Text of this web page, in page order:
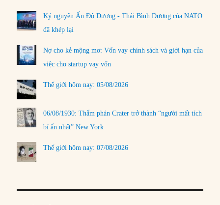
Kỷ nguyên Ấn Độ Dương - Thái Bình Dương của NATO
đã khép lại
Nợ cho kẻ mộng mơ: Vốn vay chính sách và giới hạn của
việc cho startup vay vốn
Thế giới hôm nay: 05/08/2026
06/08/1930: Thẩm phán Crater trở thành “người mất tích
bí ẩn nhất” New York
Thế giới hôm nay: 07/08/2026